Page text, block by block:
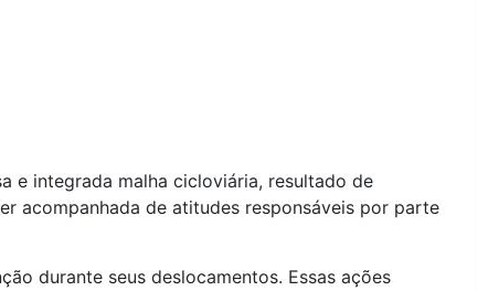
e integrada malha cicloviária, resultado de
acompanhada de atitudes responsáveis por parte
durante seus deslocamentos. Essas ações